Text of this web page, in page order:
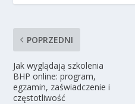
POPRZEDNI
Jak wyglądają szkolenia
BHP online: program,
egzamin, zaświadczenie i
częstotliwość